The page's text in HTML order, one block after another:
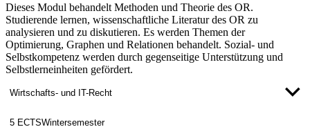
Dieses Modul behandelt Methoden und Theorie des OR.
Studierende lernen, wissenschaftliche Literatur des OR zu
analysieren und zu diskutieren. Es werden Themen der
Optimierung, Graphen und Relationen behandelt. Sozial- und
Selbstkompetenz werden durch gegenseitige Unterstützung und
Selbstlerneinheiten gefördert.
Wirtschafts- und IT-Recht
5 ECTSWintersemester